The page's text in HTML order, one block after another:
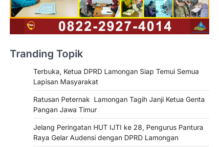
Tranding Topik
Terbuka, Ketua DPRD Lamongan Siap Temui Semua
Lapisan Masyarakat
Ratusan Peternak Lamongan Tagih Janji Ketua Genta
Pangan Jawa Timur
Jelang Peringatan HUT IJTI ke 28, Pengurus Pantura
Raya Gelar Audensi dengan DPRD Lamongan